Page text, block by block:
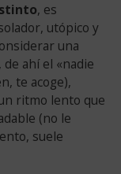
, es
utópico y
una
ahí el «nadie
te acoge),
ritmo lento que
(no le
suele